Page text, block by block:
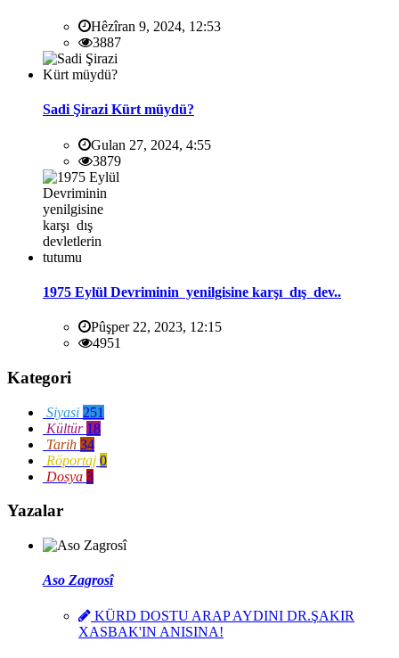
Hêzîran 9, 2024, 12:53
3887
Sadi Şirazi Kürt müydü?
Gulan 27, 2024, 4:55
3879
1975 Eylül Devriminin yenilgisine karşı dış dev..
Pûşper 22, 2023, 12:15
4951
Kategori
Siyasi 251
Kültür 18
Tarih 34
Röportaj 0
Dosya 3
Yazalar
Aso Zagrosî
KÜRD DOSTU ARAP AYDINI DR.ŞAKIR
XASBAK'IN ANISINA!